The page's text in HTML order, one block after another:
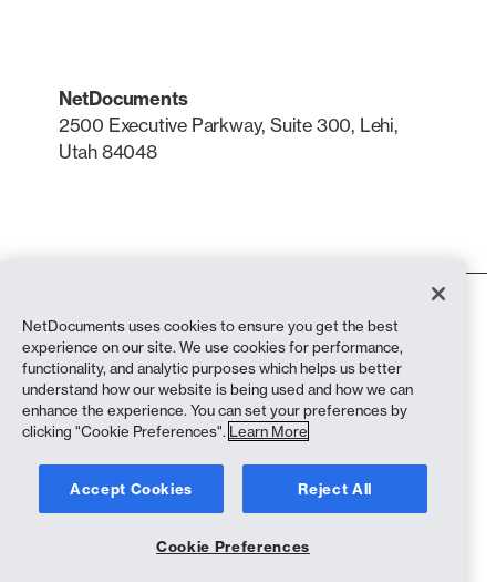
NetDocuments
2500 Executive Parkway, Suite 300, Lehi,
Utah 84048
Política de privacidad
Política de privacidad (residentes en California)
Declaración contra la esclavitud
Política de cookies
Cumplimiento
Copyright © 2026 NetDocuments Software, Inc. Todos los derechos
NetDocuments uses cookies to ensure you get the best
experience on our site. We use cookies for performance,
functionality, and analytic purposes which helps us better
understand how our website is being used and how we can
enhance the experience. You can set your preferences by
clicking "Cookie Preferences". Learn More
Accept Cookies Reject All
Cookie Preferences